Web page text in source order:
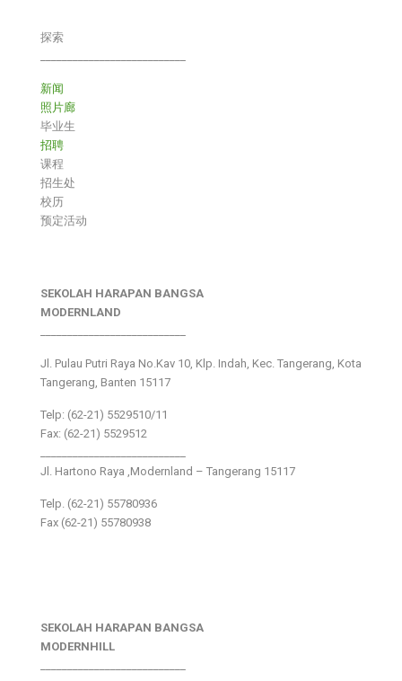
探索
新闻
照片廊
毕业生
招聘
课程
招生处
校历
预定活动
SEKOLAH HARAPAN BANGSA
MODERNLAND
Jl. Pulau Putri Raya No.Kav 10, Klp. Indah, Kec. Tangerang, Kota
Tangerang, Banten 15117
Telp: (62-21) 5529510/11
Fax: (62-21) 5529512
Jl. Hartono Raya ,Modernland – Tangerang 15117
Telp. (62-21) 55780936
Fax (62-21) 55780938
SEKOLAH HARAPAN BANGSA
MODERNHILL